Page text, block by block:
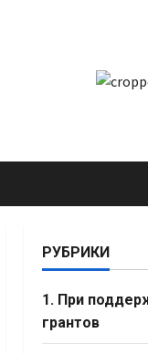
РУБРИКИ
1. При
грантов